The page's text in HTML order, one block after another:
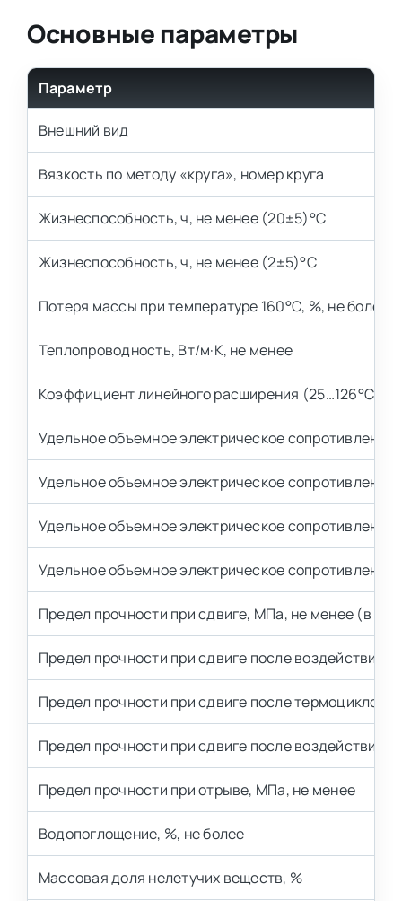
Основные параметры
Параметр
Внешний вид
Вязкость по методу «круга», номер круга
Жизнеспособность, ч, не менее (20±5)°С
Жизнеспособность, ч, не менее (2±5)°С
Потеря массы при температуре 160°С, %, не более
Теплопроводность, Вт/м·К, не менее
Коэффициент линейного расширения (25…126°С),
Удельное объемное электрическое
Удельное объемное электрическое
Удельное объемное электрическое
Удельное объемное электрическое
Предел прочности при сдвиге, МПа, не менее (в
Предел прочности при сдвиге после воздействия
Предел прочности при сдвиге после термоциклов
Предел прочности при сдвиге после воздействия
Предел прочности при отрыве, МПа, не менее
Водопоглощение, %, не более
Массовая доля нелетучих веществ, %